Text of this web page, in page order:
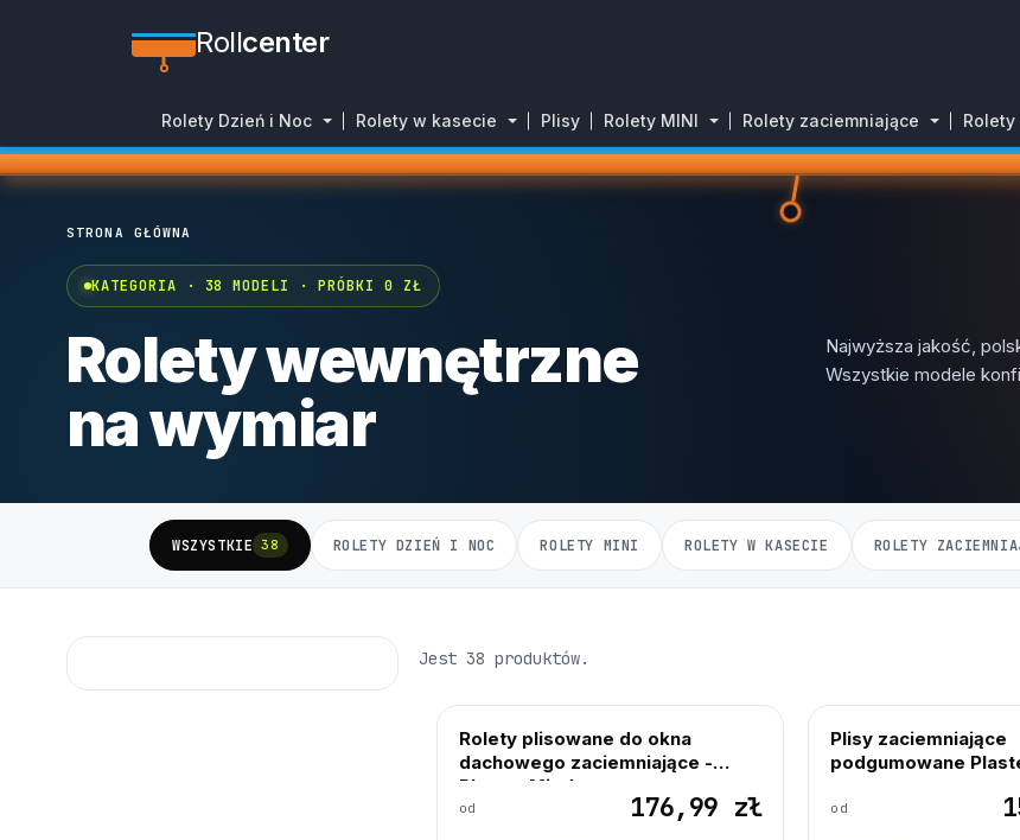
Rollcenter
Rolety Dzień i Noc Rolety w kasecie Plisy Rolety MINI Rolety zaciemniające Rolety
STRONA GŁÓWNA
KATEGORIA · 38 MODELI · PRÓBKI 0 ZŁ
Rolety wewnętrzne
na wymiar
Najwyższa jakość,
Wszystkie modele
WSZYSTKIE 38 ROLETY DZIEŃ I NOC ROLETY MINI ROLETY W KASECIE ROLETY
Jest 38 produktów.
Rolety plisowane do okna
dachowego zaciemniające -
Plaster Miodu
od 176,99 zł
Plisy zaciemniające
podgumowane
od